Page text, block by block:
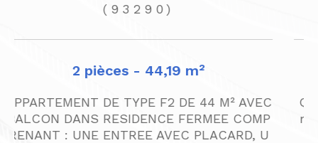
(93290)
4 pièces - 81,84 m²
Quartier recherché du Vert Galant, à proxi
mité des écoles, de la gare RER et des co
mmerces, laisser vous séduire par...